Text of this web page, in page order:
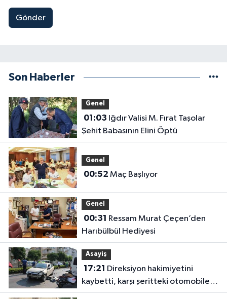
Gönder
Son Haberler
Genel
01:03
Şehit Babasının Elini Öptü
Genel
00:52 Maç Başlıyor
Genel
00:31
Harıbülbül Hediyesi
Asayiş
17:21
kaybetti, karşı şeritteki otomobile
çarptı